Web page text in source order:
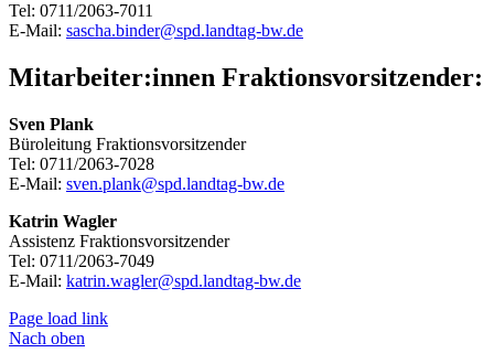
Tel: 0711/2063-7011
E-Mail: sascha.binder@spd.landtag-bw.de
Mitarbeiter:innen Fraktionsvorsitzender:
Sven Plank
Büroleitung Fraktionsvorsitzender
Tel: 0711/2063-7028
E-Mail: sven.plank@spd.landtag-bw.de
Katrin Wagler
Assistenz Fraktionsvorsitzender
Tel: 0711/2063-7049
E-Mail: katrin.wagler@spd.landtag-bw.de
Page load link
Nach oben